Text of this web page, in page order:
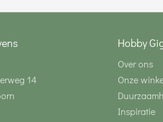
14
Hobby
Over ons
Onze
Inspiratie